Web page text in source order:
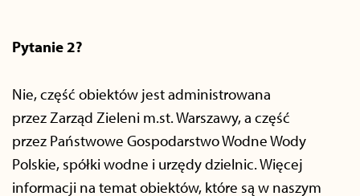
Pytanie 2?
Nie, część obiektów jest administrowana
przez Zarząd Zieleni m.st. Warszawy, a część
przez Państwowe Gospodarstwo Wodne Wody
Polskie, spółki wodne i urzędy dzielnic. Więcej
informacji na temat obiektów, które są w naszym